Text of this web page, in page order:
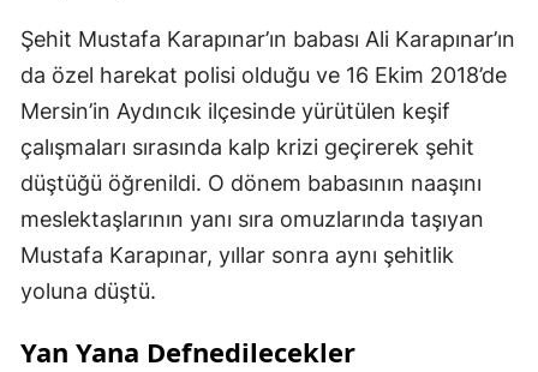
Şehit Mustafa Karapınar’ın babası Ali Karapınar’ın
da özel harekat polisi olduğu ve 16 Ekim 2018’de
Mersin’in Aydıncık ilçesinde yürütülen keşif
çalışmaları sırasında kalp krizi geçirerek şehit
düştüğü öğrenildi. O dönem babasının naaşını
meslektaşlarının yanı sıra omuzlarında taşıyan
Mustafa Karapınar, yıllar sonra aynı şehitlik
yoluna düştü.
Yan Yana Defnedilecekler